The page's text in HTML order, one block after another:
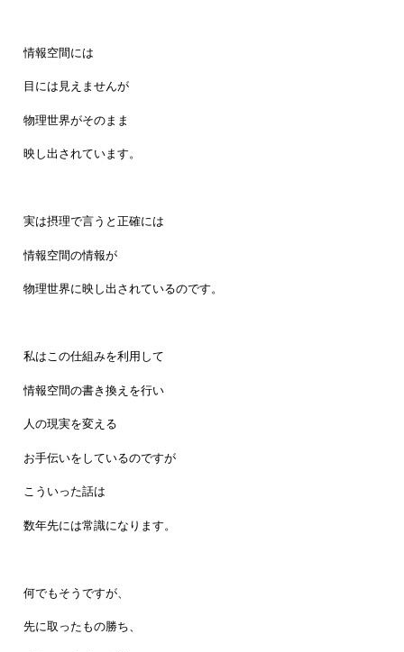
情報空間には
目には見えませんが
物理世界がそのまま
映し出されています。
実は摂理で言うと正確には
情報空間の情報が
物理世界に映し出されているのです。
私はこの仕組みを利用して
情報空間の書き換えを行い
人の現実を変える
お手伝いをしているのですが
こういった話は
数年先には常識になります。
何でもそうですが、
先に取ったもの勝ち、